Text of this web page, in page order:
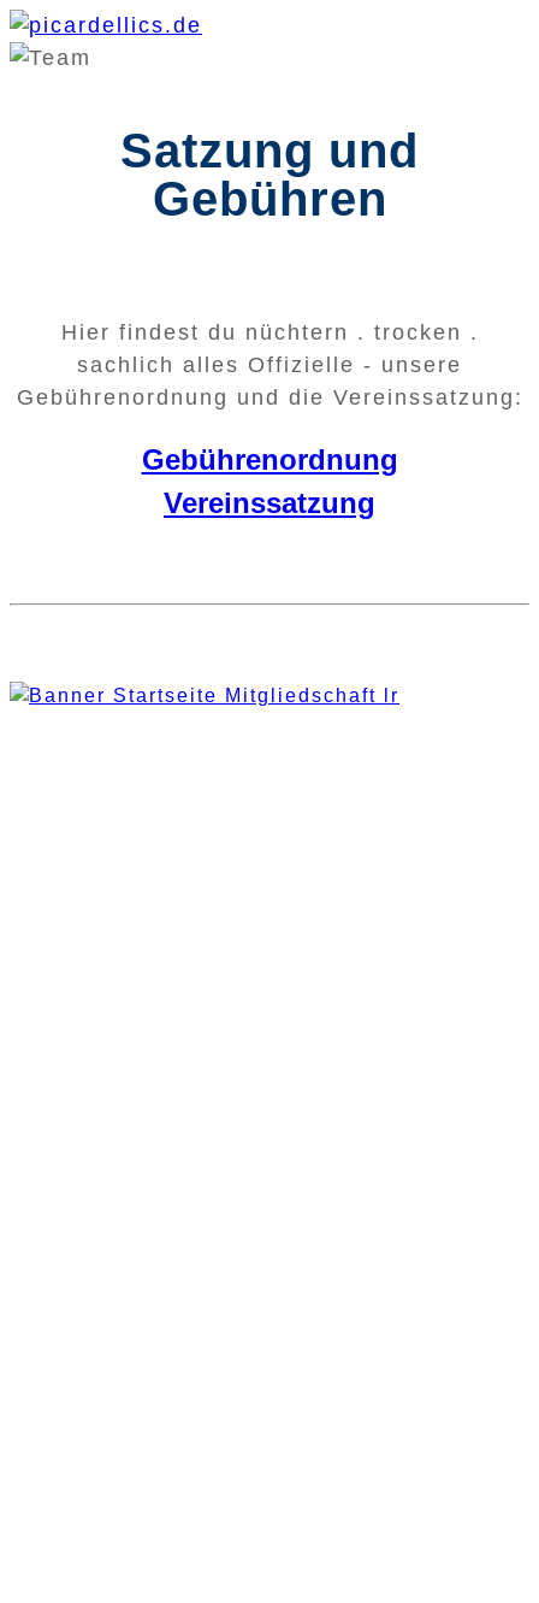
Satzung und
Gebühren
Hier findest du nüchtern . trocken .
sachlich alles Offizielle - unsere
Gebührenordnung und die Vereinssatzung:
Gebührenordnung
Vereinssatzung